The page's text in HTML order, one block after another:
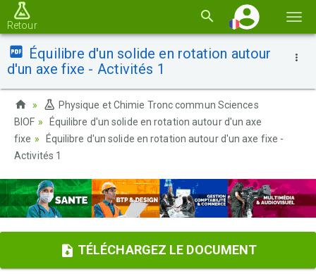
la
Retour
Équilibre d'un solide en rotation autour
d'un axe fixe - Activités 1
Physique et Chimie Tronc commun Sciences
BIOF
Équilibre d'un solide en rotation autour d'un axe
fixe
Équilibre d'un solide en rotation autour d'un axe fixe -
Activités 1
TÉLÉCHARGEZ LE DOCUMENT